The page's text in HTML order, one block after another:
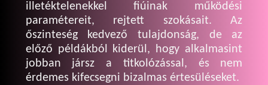
illetéktelenekkel fiúinak működési
paramétereit, rejtett szokásait. Az
őszinteség kedvező tulajdonság, de az
előző példákból kiderül, hogy alkalmasint
jobban jársz a titkolózással, és nem
érdemes kifecsegni bizalmas értesüléseket.